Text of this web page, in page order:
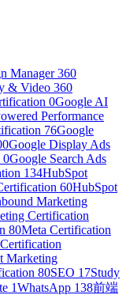
Manager 360
& Video 360
0Google AI
Performance
76Google
Google Display Ads
0Google Search Ads
134HubSpot
60HubSpot
Marketing
Certification
80Meta Certification
Marketing
80SEO 17Study
1WhatsApp 138前端